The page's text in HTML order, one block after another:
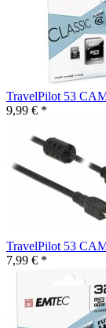
TravelPilot 53
9,99 € *
TravelPilot 53
7,99 € *